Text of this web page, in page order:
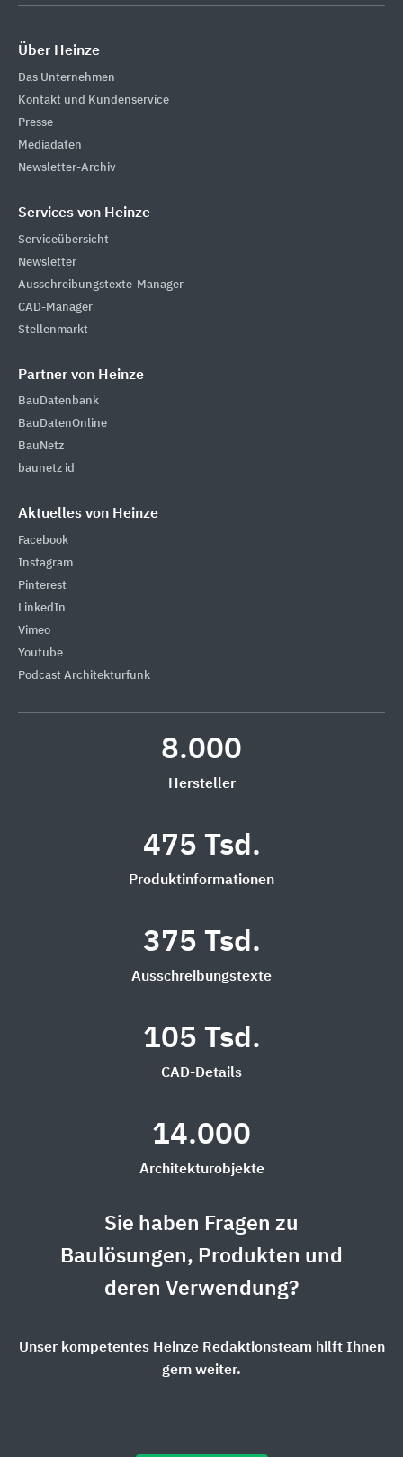
Über Heinze
Das Unternehmen
Kontakt und Kundenservice
Presse
Mediadaten
Newsletter-Archiv
Services von Heinze
Serviceübersicht
Newsletter
Ausschreibungstexte-Manager
CAD-Manager
Stellenmarkt
Partner von Heinze
BauDatenbank
BauDatenOnline
BauNetz
baunetz id
Aktuelles von Heinze
Facebook
Instagram
Pinterest
LinkedIn
Vimeo
Youtube
Podcast Architekturfunk
8.000
Hersteller
475 Tsd.
Produktinformationen
375 Tsd.
Ausschreibungstexte
105 Tsd.
CAD-Details
14.000
Architekturobjekte
Sie haben Fragen zu
Baulösungen, Produkten und
deren Verwendung?
Unser kompetentes Heinze Redaktionsteam hilft Ihnen
gern weiter.